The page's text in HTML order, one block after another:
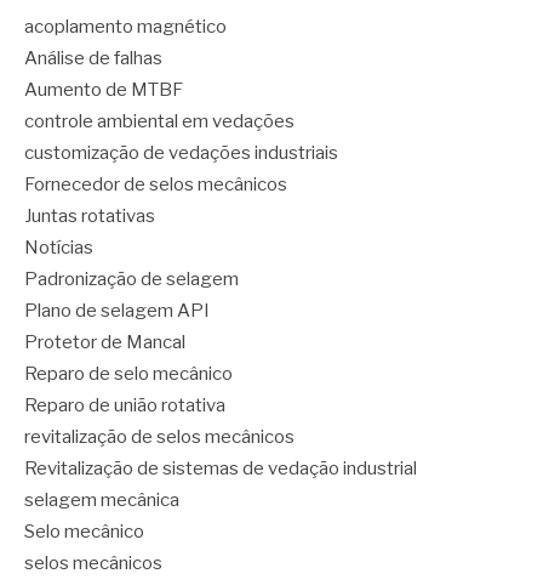
acoplamento magnético
Análise de falhas
Aumento de MTBF
controle ambiental em vedações
customização de vedações industriais
Fornecedor de selos mecânicos
Juntas rotativas
Notícias
Padronização de selagem
Plano de selagem API
Protetor de Mancal
Reparo de selo mecânico
Reparo de união rotativa
revitalização de selos mecânicos
Revitalização de sistemas de vedação industrial
selagem mecânica
Selo mecânico
selos mecânicos